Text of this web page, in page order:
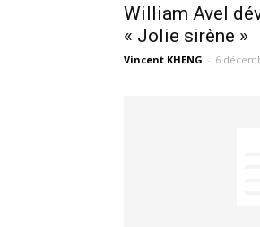
William Avel
« Jolie sirène »
Vincent KHENG - 6